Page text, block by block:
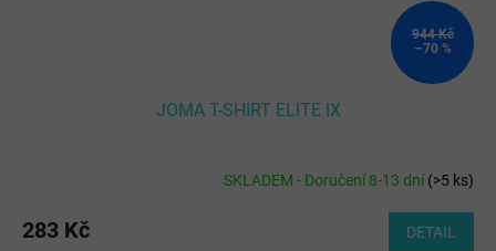
944 Kč
–70 %
JOMA T-SHIRT ELITE IX
SKLADEM - Doručení 8-13 dní(>5 ks)
283 Kč DETAIL